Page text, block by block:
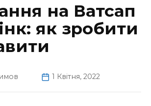
на Ватсап
як зробити
1 Квітня, 2022